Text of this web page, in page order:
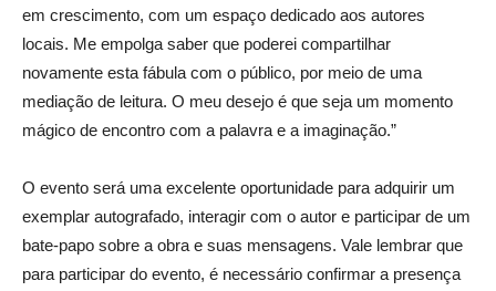
em crescimento, com um espaço dedicado aos autores
locais. Me empolga saber que poderei compartilhar
novamente esta fábula com o público, por meio de uma
mediação de leitura. O meu desejo é que seja um momento
mágico de encontro com a palavra e a imaginação.”
O evento será uma excelente oportunidade para adquirir um
exemplar autografado, interagir com o autor e participar de um
bate-papo sobre a obra e suas mensagens. Vale lembrar que
para participar do evento, é necessário confirmar a presença